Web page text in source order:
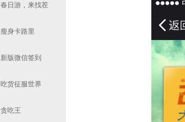
春日游，来找茬
瘦身卡路里
新版微信签到
吃货征服世界
贪吃王